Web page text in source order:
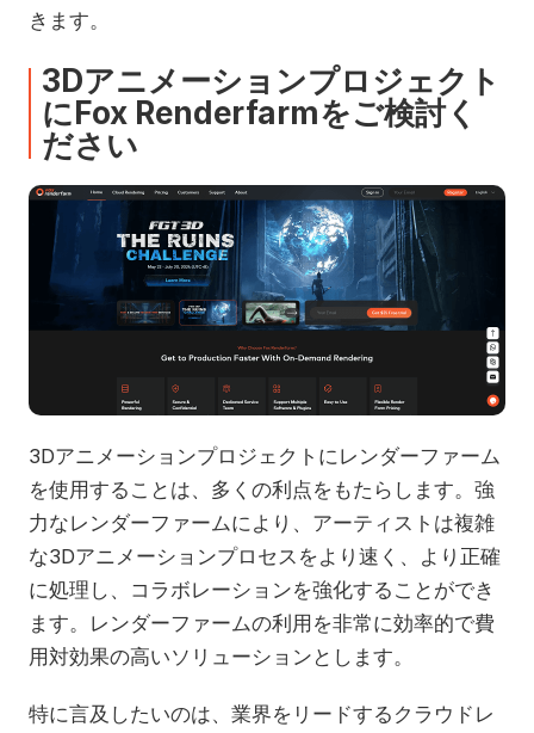
きます。
3Dアニメーションプロジェクト
にFox Renderfarmをご検討く
ださい
3Dアニメーションプロジェクトにレンダーファーム
を使用することは、多くの利点をもたらします。強
力なレンダーファームにより、アーティストは複雑
な3Dアニメーションプロセスをより速く、より正確
に処理し、コラボレーションを強化することができ
ます。レンダーファームの利用を非常に効率的で費
用対効果の高いソリューションとします。
特に言及したいのは、業界をリードするクラウドレ